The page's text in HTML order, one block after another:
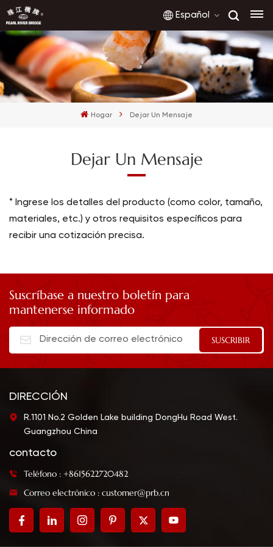
Español
English
français
español
Hogar Dejar Un Mensaje
Dejar Un Mensaje
* Ingrese los detalles del producto (como color, tamaño,
materiales, etc.) y otros requisitos específicos para
recibir una cotización precisa.
Suscríbase a nuestro boletín para
mantenerse informado
DIRECCIÓN
R.1101 No.2 Golden Lake building DongHu Road West.
Guangzhou China
contacto
Teléfono : +8615622720482
Correo electrónico : customer@prb.cn